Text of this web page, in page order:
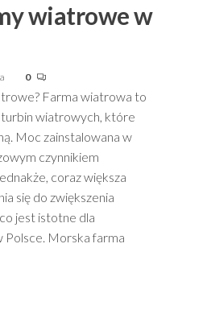
wiatrowe w
0
Farma wiatrowa to
turbin wiatrowych, które
Moc zainstalowana w
czynnikiem
coraz większa
się do zwiększenia
jest istotne dla
Morska farma